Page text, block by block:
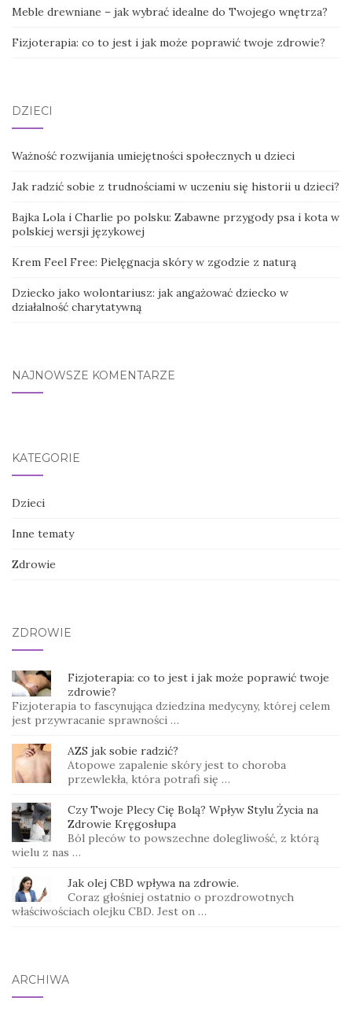
Meble drewniane – jak wybrać idealne do Twojego wnętrza?
Fizjoterapia: co to jest i jak może poprawić twoje zdrowie?
DZIECI
Ważność rozwijania umiejętności społecznych u dzieci
Jak radzić sobie z trudnościami w uczeniu się historii u dzieci?
Bajka Lola i Charlie po polsku: Zabawne przygody psa i kota w
polskiej wersji językowej
Krem Feel Free: Pielęgnacja skóry w zgodzie z naturą
Dziecko jako wolontariusz: jak angażować dziecko w
działalność charytatywną
NAJNOWSZE KOMENTARZE
KATEGORIE
Dzieci
Inne tematy
Zdrowie
ZDROWIE
Fizjoterapia: co to jest i jak może poprawić twoje
zdrowie?
Fizjoterapia to fascynująca dziedzina medycyny, której celem
jest przywracanie sprawności …
AZS jak sobie radzić?
Atopowe zapalenie skóry jest to choroba
przewlekła, która potrafi się …
Czy Twoje Plecy Cię Bolą? Wpływ Stylu Życia na
Zdrowie Kręgosłupa
Ból pleców to powszechne dolegliwość, z którą
wielu z nas …
Jak olej CBD wpływa na zdrowie.
Coraz głośniej ostatnio o prozdrowotnych
właściwościach olejku CBD. Jest on …
ARCHIWA